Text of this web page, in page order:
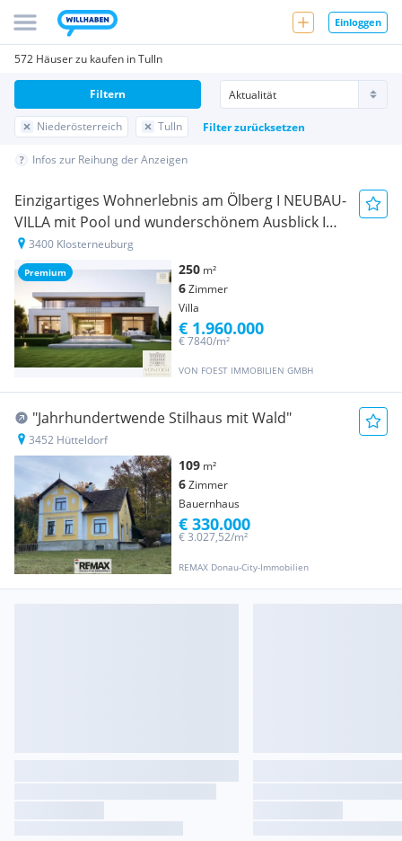
Einloggen
572 Häuser zu kaufen in Tulln
Niederösterreich Tulln Filter zurücksetzen
Filtern
Infos zur Reihung der Anzeigen
Premium
Einzigartiges Wohnerlebnis am Ölberg I NEUBAU-
VILLA mit Pool und wunderschönem Ausblick I
ERSTBEZUG
3400 Klosterneuburg
250 m²
6Zimmer
Villa
VON FOEST IMMOBILIEN GMBH
€ 7840/m²
€ 1.960.000
"Jahrhundertwende Stilhaus mit Wald"
3452 Hütteldorf
109 m²
6Zimmer
Bauernhaus
REMAX Donau-City-Immobilien
€ 3.027,52/m²
€ 330.000